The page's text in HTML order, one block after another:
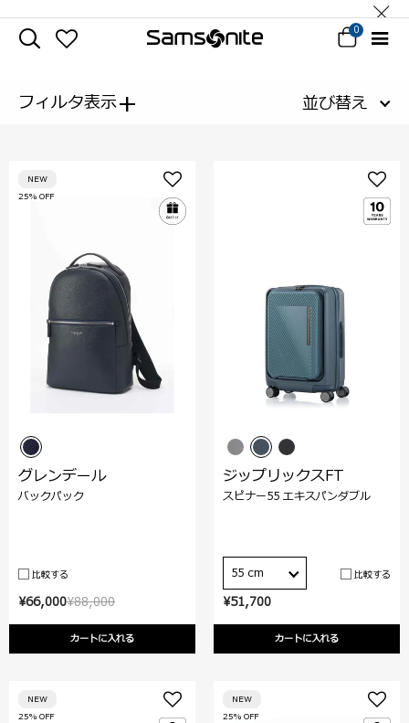
0
フィルタ表示+ 並び替え
¥88,000
¥66,000
カートに入れる
25% OFF
NEW
グレンデール
バックパック
比較する
¥51,700
カートに入れる
ジップリックスFT
スピナー55 エキスパンダブル
55 cm 比較する
25% OFF
NEW
25% OFF
NEW